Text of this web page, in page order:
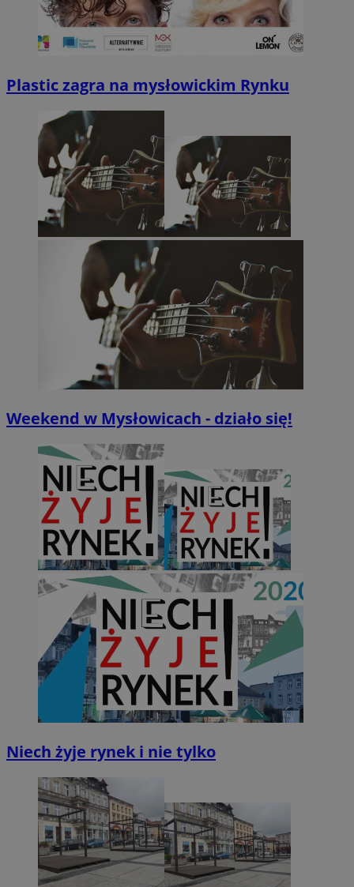
Plastic zagra na mysłowickim Rynku
Weekend w Mysłowicach - działo się!
Niech żyje rynek i nie tylko